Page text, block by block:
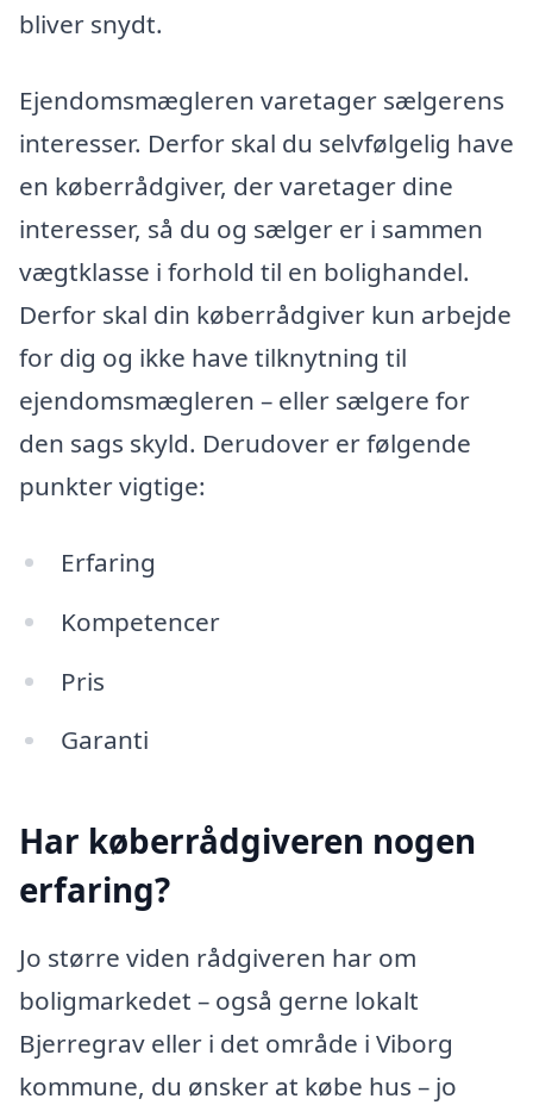
bliver snydt.
Ejendomsmægleren varetager sælgerens
interesser. Derfor skal du selvfølgelig have
en køberrådgiver, der varetager dine
interesser, så du og sælger er i sammen
vægtklasse i forhold til en bolighandel.
Derfor skal din køberrådgiver kun arbejde
for dig og ikke have tilknytning til
ejendomsmægleren – eller sælgere for
den sags skyld. Derudover er følgende
punkter vigtige:
Erfaring
Kompetencer
Pris
Garanti
Har køberrådgiveren nogen
erfaring?
Jo større viden rådgiveren har om
boligmarkedet – også gerne lokalt
Bjerregrav eller i det område i Viborg
kommune, du ønsker at købe hus – jo